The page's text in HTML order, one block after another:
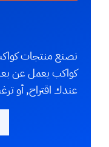
نصنع منتجات
كواكب يعمل عن
عندك اقتراح, أو